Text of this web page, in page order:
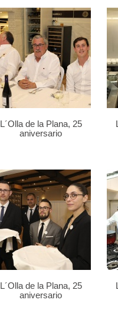
L´Olla de la Plana, 25
aniversario
L´Olla de la Plana, 25
aniversario